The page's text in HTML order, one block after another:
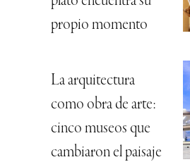
propio momento
La arquitectura
como obra de arte:
cinco museos que
cambiaron el paisaje